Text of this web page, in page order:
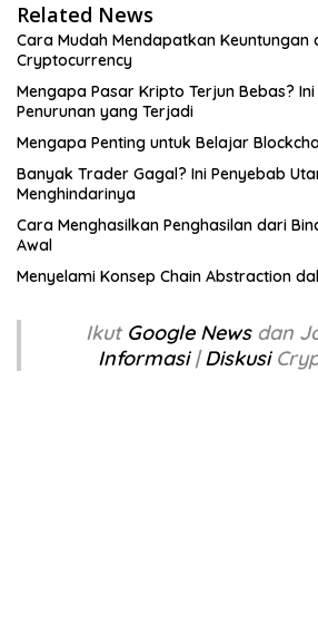
Related News
Cara Mudah Mendapatkan
Cryptocurrency
Mengapa Pasar Kripto Terjun Bebas?
Penurunan yang Terjadi
Mengapa Penting untuk Belajar
Banyak Trader Gagal? Ini Penyebab
Menghindarinya
Cara Menghasilkan Penghasilan dari
Awal
Menyelami Konsep Chain Abstraction
Ikut Google News dan
Informasi|Diskusi